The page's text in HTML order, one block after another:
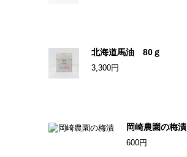
北海道馬油 80ｇ
3,300円
岡崎農園の梅漬
600円